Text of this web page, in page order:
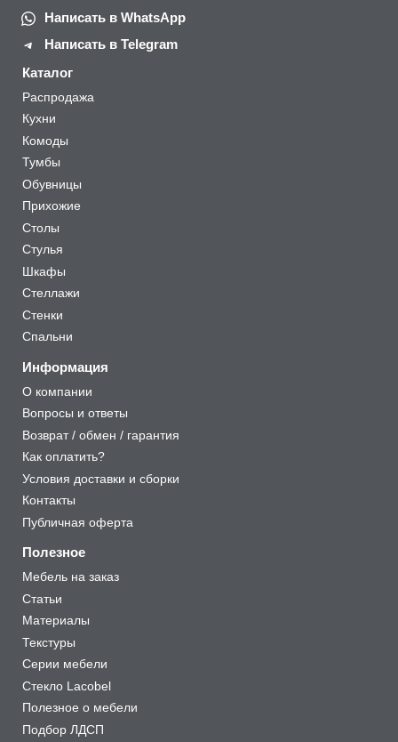
Написать в WhatsApp
Написать в Telegram
Каталог
Распродажа
Кухни
Комоды
Тумбы
Обувницы
Прихожие
Столы
Стулья
Шкафы
Стеллажи
Стенки
Спальни
Информация
О компании
Вопросы и ответы
Возврат / обмен / гарантия
Как оплатить?
Условия доставки и сборки
Контакты
Публичная оферта
Полезное
Мебель на заказ
Статьи
Материалы
Текстуры
Серии мебели
Стекло Lacobel
Полезное о мебели
Подбор ЛДСП